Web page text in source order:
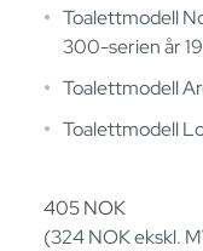
Toalettmodell
300-serien år
Toalettmodell
Toalettmodell
405NOK
(324NOKekskl.